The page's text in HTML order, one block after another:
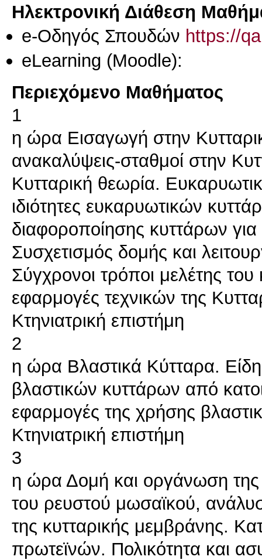
Ηλεκτρονική Διάθεση
e-Οδηγός Σπουδών https://
eLearning (Moodle):
Περιεχόμενο Μαθήματος
1
η ώρα Εισαγωγή στην
ανακαλύψεις-σταθμοί στην
Κυτταρική θεωρία.
ιδιότητες ευκαρυωτικών
διαφοροποίησης κυττάρων
Συσχετισμός δομής και
Σύγχρονοι τρόποι μελέτης
εφαρμογές τεχνικών της
Κτηνιατρική επιστήμη
2
η ώρα Βλαστικά Κύτταρα.
βλαστικών κυττάρων από
εφαρμογές της χρήσης
Κτηνιατρική επιστήμη
3
η ώρα Δομή και οργάνωση της
του ρευστού μωσαϊκού,
της κυτταρικής μεμβράνης.
πρωτεϊνών. Πολικότητα και